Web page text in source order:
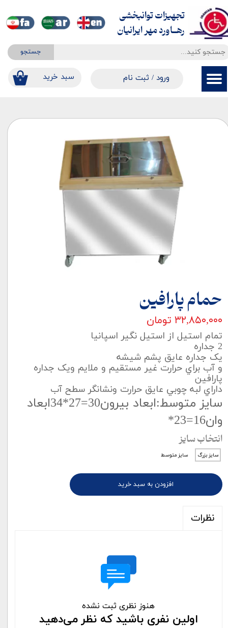
جستجو
۰ ​​سبد خرید ورود / ثبت نام
حساب کاربری من
سفارشات
خروج از حساب کاربری
تجهیزات توانبخشی
​​​​​​​رهــاورد مهر ایرانیان
حمام پارافین
۳۲,۸۵۰,۰۰۰ تومان
تمام استيل از استيل نگير اسپانيا
2 جداره
يک جداره عايق پشم شيشه
و آب براي حرارت غير مستقيم و ملايم ويک جداره
پارافين
داراي لبه چوبي عايق حرارت ونشانگر سطح آب
سایز متوسط:ابعاد بيرون30=27*34ابعاد
وان16=23*
انتخاب سایز
سایز بزرگ سایز متوسط
افزودن به سبد خرید
نظرات
هنوز نظری ثبت نشده
اولین نفری باشید که نظر می‌دهید